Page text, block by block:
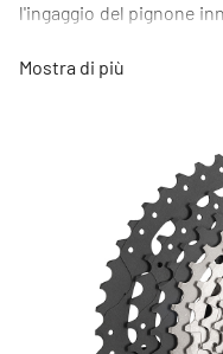
l'ingaggio del pignone
antracite.
Mostra di più